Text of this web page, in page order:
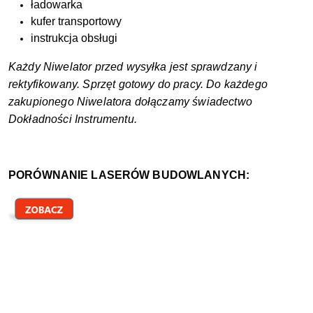
ładowarka
kufer transportowy
instrukcja obsługi
Każdy Niwelator przed wysyłka jest sprawdzany i
rektyfikowany. Sprzęt gotowy do pracy. Do każdego
zakupionego Niwelatora dołączamy świadectwo
Dokładności Instrumentu.
PORÓWNANIE LASERÓW BUDOWLANYCH: